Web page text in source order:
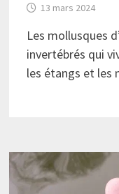
13 mars 2024
Les mollusques
invertébrés qui
les étangs et les